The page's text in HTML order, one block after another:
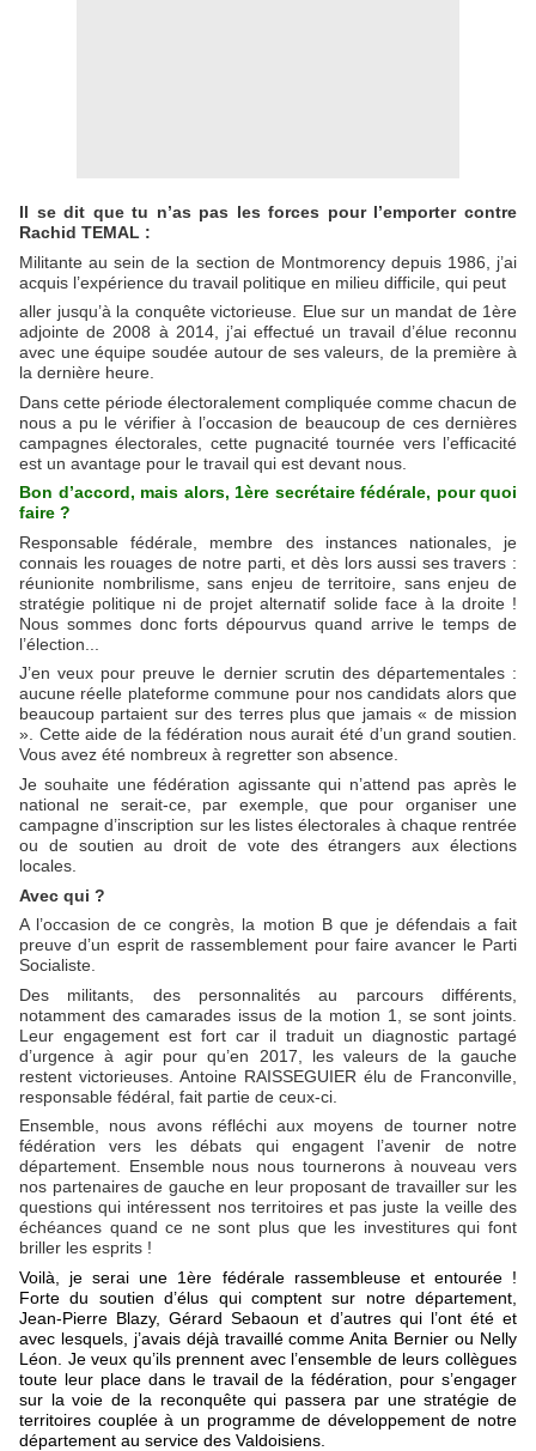
Il se dit que tu n’as pas les forces pour l’emporter contre
Rachid TEMAL :
Militante au sein de la section de Montmorency depuis 1986, j’ai
acquis l’expérience du travail politique en milieu difficile, qui peut
aller jusqu’à la conquête victorieuse. Elue sur un mandat de 1ère
adjointe de 2008 à 2014, j’ai effectué un travail d’élue reconnu
avec une équipe soudée autour de ses valeurs, de la première à
la dernière heure.
Dans cette période électoralement compliquée comme chacun de
nous a pu le vérifier à l’occasion de beaucoup de ces dernières
campagnes électorales, cette pugnacité tournée vers l’efficacité
est un avantage pour le travail qui est devant nous.
Bon d’accord, mais alors, 1ère secrétaire fédérale, pour quoi
faire ?
Responsable fédérale, membre des instances nationales, je
connais les rouages de notre parti, et dès lors aussi ses travers :
réunionite nombrilisme, sans enjeu de territoire, sans enjeu de
stratégie politique ni de projet alternatif solide face à la droite !
Nous sommes donc forts dépourvus quand arrive le temps de
l’élection...
J’en veux pour preuve le dernier scrutin des départementales :
aucune réelle plateforme commune pour nos candidats alors que
beaucoup partaient sur des terres plus que jamais « de mission
». Cette aide de la fédération nous aurait été d’un grand soutien.
Vous avez été nombreux à regretter son absence.
Je souhaite une fédération agissante qui n’attend pas après le
national ne serait-ce, par exemple, que pour organiser une
campagne d’inscription sur les listes électorales à chaque rentrée
ou de soutien au droit de vote des étrangers aux élections
locales.
Avec qui ?
A l’occasion de ce congrès, la motion B que je défendais a fait
preuve d’un esprit de rassemblement pour faire avancer le Parti
Socialiste.
Des militants, des personnalités au parcours différents,
notamment des camarades issus de la motion 1, se sont joints.
Leur engagement est fort car il traduit un diagnostic partagé
d’urgence à agir pour qu’en 2017, les valeurs de la gauche
restent victorieuses. Antoine RAISSEGUIER élu de Franconville,
responsable fédéral, fait partie de ceux-ci.
Ensemble, nous avons réfléchi aux moyens de tourner notre
fédération vers les débats qui engagent l’avenir de notre
département. Ensemble nous nous tournerons à nouveau vers
nos partenaires de gauche en leur proposant de travailler sur les
questions qui intéressent nos territoires et pas juste la veille des
échéances quand ce ne sont plus que les investitures qui font
briller les esprits !
Voilà, je serai une 1ère fédérale rassembleuse et entourée !
Forte du soutien d’élus qui comptent sur notre département,
Jean-Pierre Blazy, Gérard Sebaoun et d’autres qui l’ont été et
avec lesquels, j’avais déjà travaillé comme Anita Bernier ou Nelly
Léon. Je veux qu’ils prennent avec l’ensemble de leurs collègues
toute leur place dans le travail de la fédération, pour s’engager
sur la voie de la reconquête qui passera par une stratégie de
territoires couplée à un programme de développement de notre
département au service des Valdoisiens.